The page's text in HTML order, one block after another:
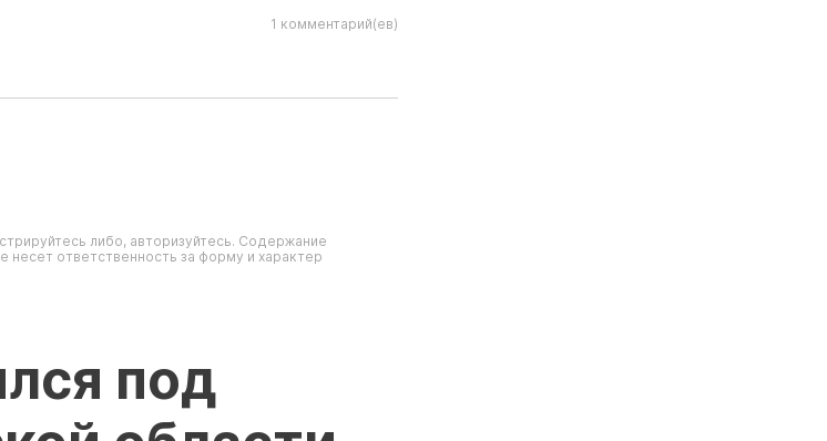
1 комментарий(ев)
либо, авторизуйтесь. Содержание
ответственность за форму и характер
под